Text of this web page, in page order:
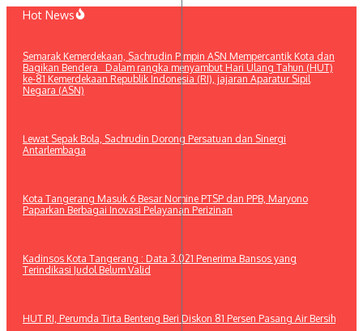
Lewati
Hot News
Semarak Kemerdekaan, Sachrudin Pimpin ASN Mempercantik Kota dan
Bagikan Bendera Dalam rangka menyambut Hari Ulang Tahun (HUT)
ke-81 Kemerdekaan Republik Indonesia (RI), jajaran Aparatur Sipil
Negara (ASN)
Lewat Sepak Bola, Sachrudin Dorong Persatuan dan Sinergi
Antarlembaga
Kota Tangerang Masuk 6 Besar Nomine PTSP dan PPB, Maryono
Paparkan Berbagai Inovasi Pelayanan Perizinan
Kadinsos Kota Tangerang : Data 3.021 Penerima Bansos yang
Terindikasi Judol Belum Valid
HUT RI, Perumda Tirta Benteng Beri Diskon 81 Persen Pasang Air Bersih